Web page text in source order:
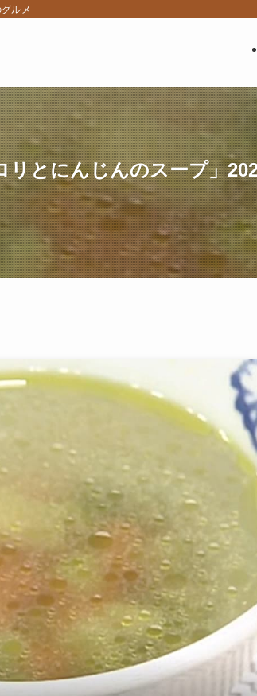
ルメ
リとにんじんのスープ」